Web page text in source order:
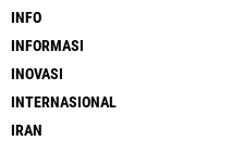
INFO
INFORMASI
INOVASI
INTERNASIONAL
IRAN